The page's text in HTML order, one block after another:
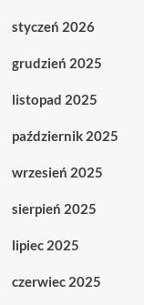
styczeń 2026
grudzień 2025
listopad 2025
październik 2025
wrzesień 2025
sierpień 2025
lipiec 2025
czerwiec 2025